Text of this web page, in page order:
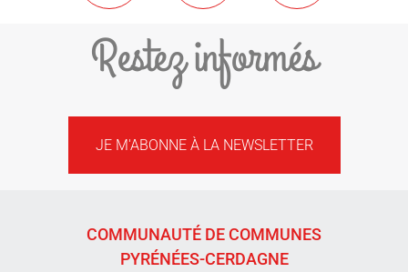
Restez informés
JE M'ABONNE À LA NEWSLETTER
COMMUNAUTÉ DE COMMUNES
PYRÉNÉES-CERDAGNE